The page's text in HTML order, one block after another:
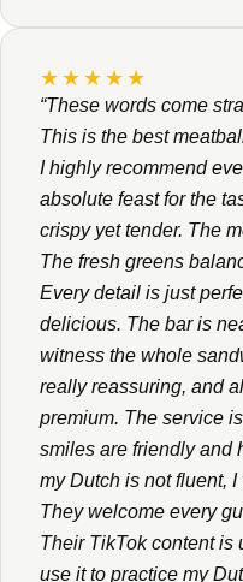
absolute feast for the
crispy yet tender. The
The fresh greens
Every detail is just
delicious. The bar is
witness the whole
really reassuring, and
premium. The service
smiles are friendly and
my Dutch is not fluent,
They welcome every
Their TikTok content is
use it to practice my
group orders. I’ve
THE BALLS.”
YOYO MA